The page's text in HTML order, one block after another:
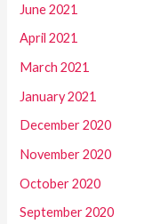
June 2021
April 2021
March 2021
January 2021
December 2020
November 2020
October 2020
September 2020